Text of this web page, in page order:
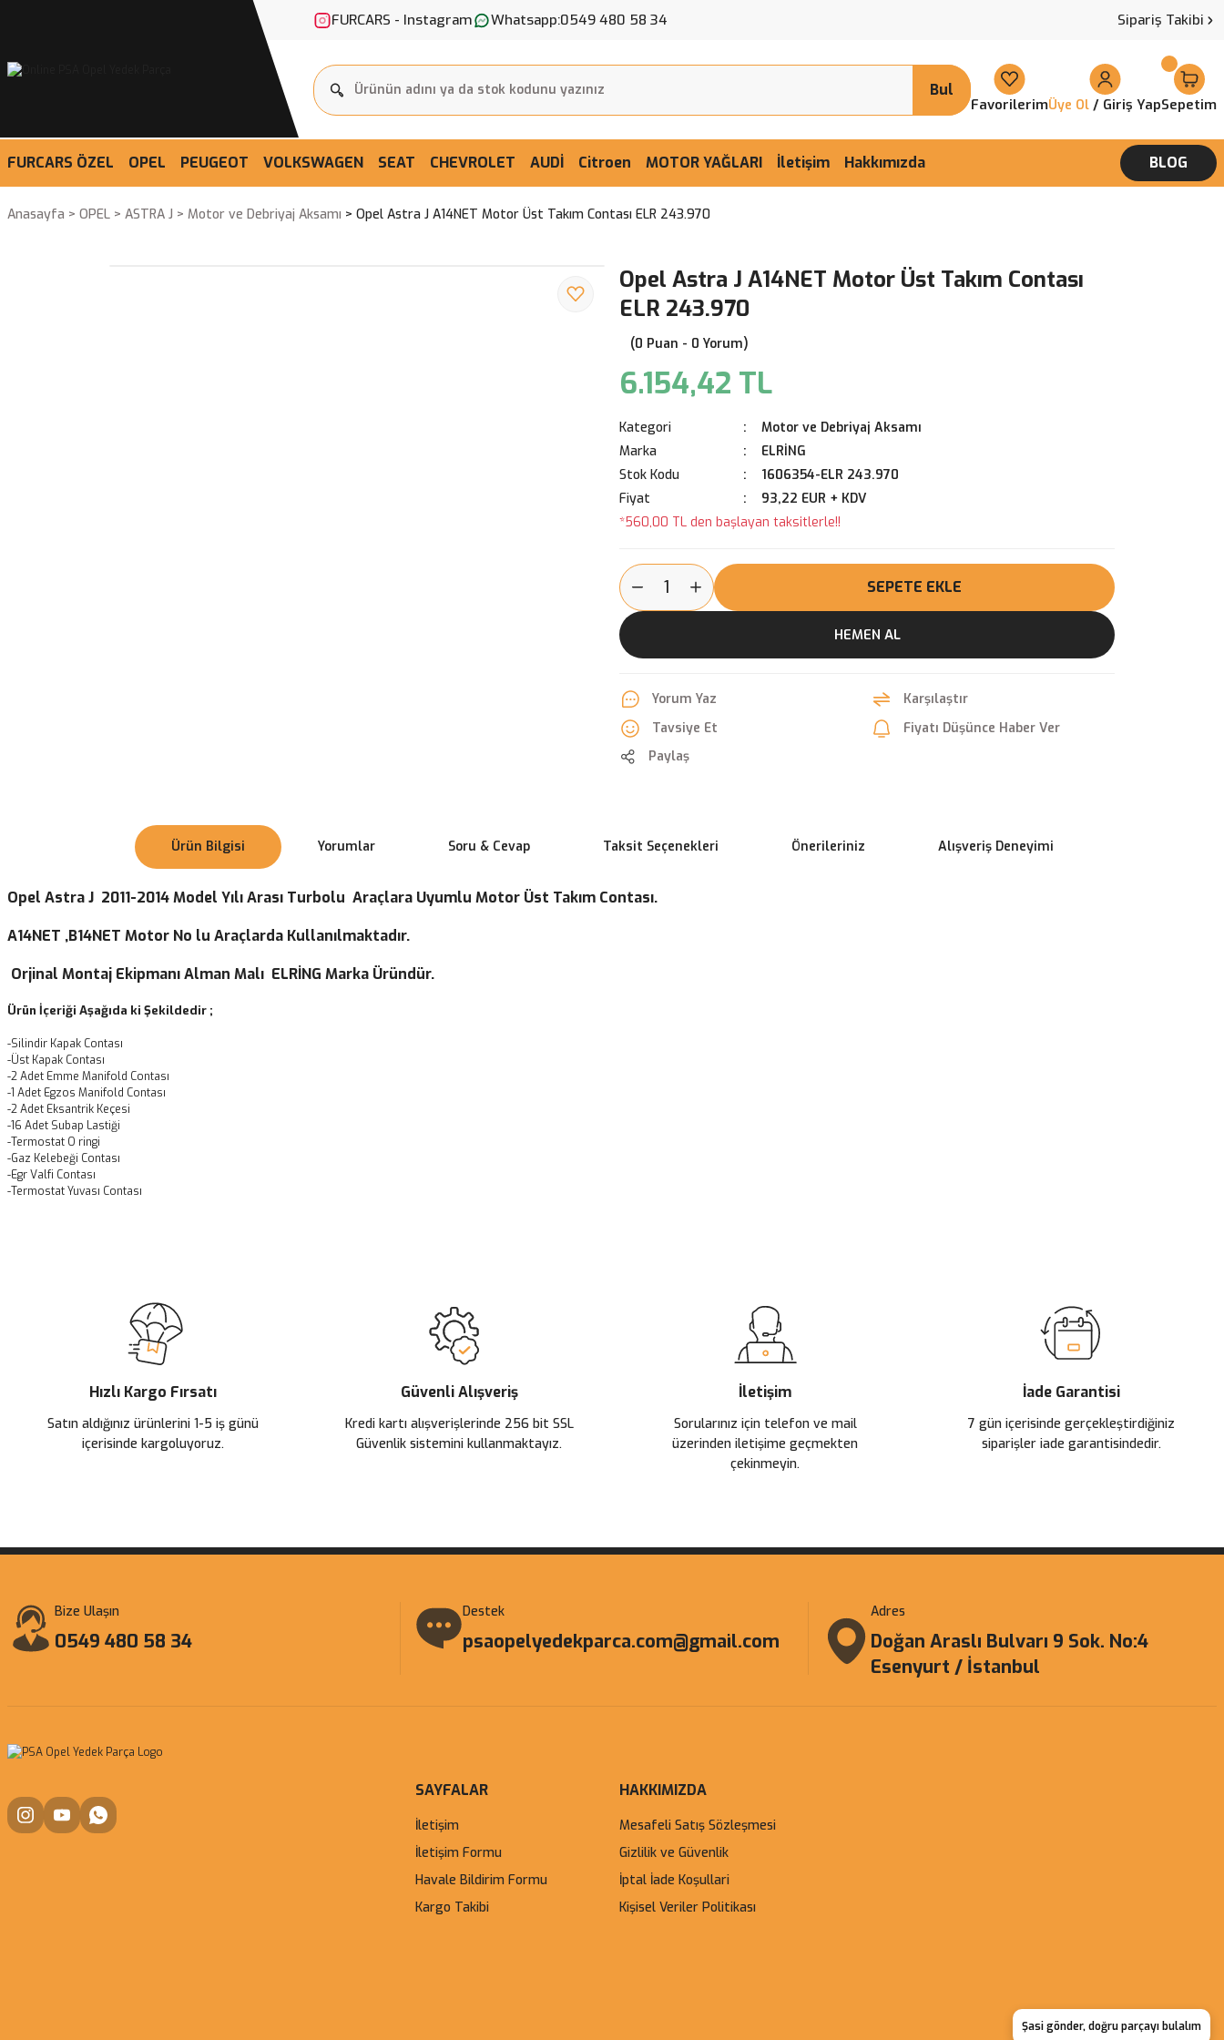
FURCARS - Instagram Whatsapp:0549 480 58 34 Sipariş Takibi
Bul
FavorilerimÜye Ol / Giriş YapSepetim
FURCARS ÖZEL OPEL PEUGEOT VOLKSWAGEN SEAT CHEVROLET AUDİ Citroen MOTOR YAĞLARI İletişim Hakkımızda BLOG
Anasayfa OPEL ASTRA J Motor ve Debriyaj Aksamı Opel Astra J A14NET Motor Üst Takım Contası ELR 243.970
Opel Astra J A14NET Motor Üst Takım Contası
ELR 243.970
(0 Puan - 0 Yorum)
6.154,42 TL
Kategori
Motor ve Debriyaj Aksamı
Marka
ELRİNG
Stok Kodu
1606354-ELR 243.970
Fiyat
93,22 EUR + KDV
*560,00 TL den başlayan taksitlerle!!
SEPETE EKLE
HEMEN AL
Yorum Yaz
Karşılaştır
Tavsiye Et
Fiyatı Düşünce Haber Ver
Paylaş
Ürün Bilgisi Yorumlar Soru & Cevap Taksit Seçenekleri Önerileriniz Alışveriş Deneyimi
Opel Astra J 2011-2014 Model Yılı Arası Turbolu Araçlara Uyumlu Motor Üst Takım Contası.
A14NET ,B14NET Motor No lu Araçlarda Kullanılmaktadır.
Orjinal Montaj Ekipmanı Alman Malı ELRİNG Marka Üründür.
Ürün İçeriği Aşağıda ki Şekildedir ;
-Silindir Kapak Contası
-Üst Kapak Contası
-2 Adet Emme Manifold Contası
-1 Adet Egzos Manifold Contası
-2 Adet Eksantrik Keçesi
-16 Adet Subap Lastiği
-Termostat O ringi
-Gaz Kelebeği Contası
-Egr Valfi Contası
-Termostat Yuvası Contası
Ürün açıklamasında eksik bilgiler bulunuyor.
Ürün bilgilerinde hatalar bulunuyor.
Ürün fiyatı diğer sitelerden daha pahalı.
Bu ürüne benzer farklı alternatifler olmalı.
Hızlı Kargo Fırsatı
Satın aldığınız ürünlerini 1-5 iş günü
içerisinde kargoluyoruz.
Güvenli Alışveriş
Kredi kartı alışverişlerinde 256 bit SSL
Güvenlik sistemini kullanmaktayız.
İletişim
Sorularınız için telefon ve mail
üzerinden iletişime geçmekten
çekinmeyin.
İade Garantisi
7 gün içerisinde gerçekleştirdiğiniz
siparişler iade garantisindedir.
Bize Ulaşın
0549 480 58 34
Destek
psaopelyedekparca.com@gmail.com
Adres
Doğan Araslı Bulvarı 9 Sok. No:4
Esenyurt / İstanbul
Şasi gönder, doğru parçayı bulalım
SAYFALAR
İletişim
İletişim Formu
Havale Bildirim Formu
Kargo Takibi
HAKKIMIZDA
Mesafeli Satış Sözleşmesi
Gizlilik ve Güvenlik
İptal İade Koşullari
Kişisel Veriler Politikası